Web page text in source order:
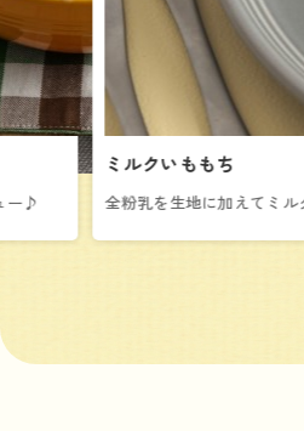
ー♪
ミルクいももち
全粉乳を生地に加えてミ